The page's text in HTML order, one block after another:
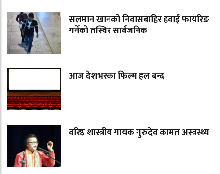
सलमान खानको निवासबाहिर हवाई फायरिङ
गर्नेको तस्विर सार्बजनिक
आज देशभरका फिल्म हल बन्द
वरिष्ठ शास्त्रीय गायक गुरुदेव कामत अस्वस्थ्य